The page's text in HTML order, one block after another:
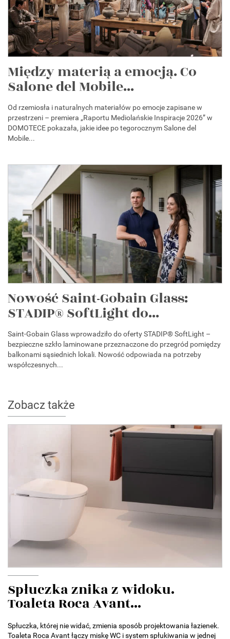
Między materią a emocją. Co
Salone del Mobile...
Od rzemiosła i naturalnych materiałów po emocje zapisane w
przestrzeni – premiera „Raportu Mediolańskie Inspiracje 2026” w
DOMOTECE pokazała, jakie idee po tegorocznym Salone del
Mobile...
Nowość Saint-Gobain Glass:
STADIP® SoftLight do...
Saint-Gobain Glass wprowadziło do oferty STADIP® SoftLight –
bezpieczne szkło laminowane przeznaczone do przegród pomiędzy
balkonami sąsiednich lokali. Nowość odpowiada na potrzeby
współczesnych...
Zobacz także
Spłuczka znika z widoku.
Toaleta Roca Avant...
Spłuczka, której nie widać, zmienia sposób projektowania łazienek.
Toaleta Roca Avant łączy miskę WC i system spłukiwania w jednej